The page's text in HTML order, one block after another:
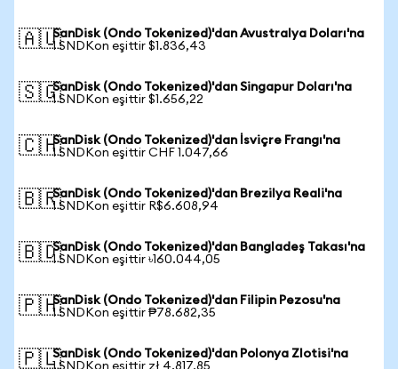
🇦🇺SanDisk (Ondo Tokenized)'dan Avustralya Doları'na
1 SNDKon eşittir $1.836,43
🇸🇬SanDisk (Ondo Tokenized)'dan Singapur Doları'na
1 SNDKon eşittir $1.656,22
🇨🇭SanDisk (Ondo Tokenized)'dan İsviçre Frangı'na
1 SNDKon eşittir CHF 1.047,66
🇧🇷SanDisk (Ondo Tokenized)'dan Brezilya Reali'na
1 SNDKon eşittir R$6.608,94
🇧🇩SanDisk (Ondo Tokenized)'dan Bangladeş Takası'na
1 SNDKon eşittir ৳160.044,05
🇵🇭SanDisk (Ondo Tokenized)'dan Filipin Pezosu'na
1 SNDKon eşittir ₱78.682,35
🇵🇱SanDisk (Ondo Tokenized)'dan Polonya Zlotisi'na
1 SNDKon eşittir zł 4.817,85